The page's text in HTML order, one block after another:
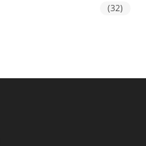
(32)